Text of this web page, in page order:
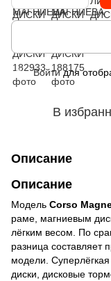
% Войтидля
В
Описание
Описание
Модель Corso
раме, магниевым
лёгким весом. По
разница составляет
модели.
диски, дисковые